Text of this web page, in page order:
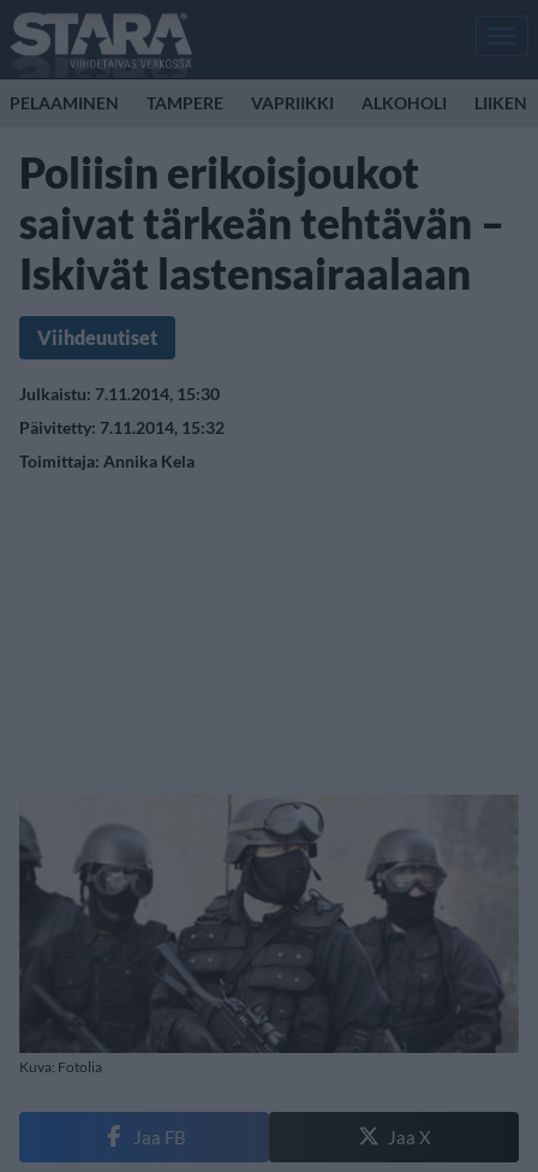
PELAAMINEN TAMPERE VAPRIIKKI ALKOHOLI
Poliisin erikoisjoukot
saivat tärkeän tehtävän –
Iskivät lastensairaalaan
Viihdeuutiset
Julkaistu: 7.11.2014, 15:30
Päivitetty: 7.11.2014, 15:32
Toimittaja: Annika Kela
Kuva: Fotolia
Jaa FB Jaa X